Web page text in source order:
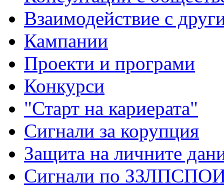
Взаимодействие с
Кампании
Проекти и програми
Конкурси
"Старт на кариерата"
Сигнали за корупция
Защита на личните
Сигнали по